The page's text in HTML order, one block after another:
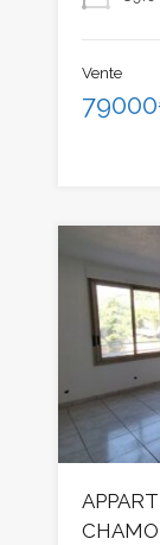
Vente